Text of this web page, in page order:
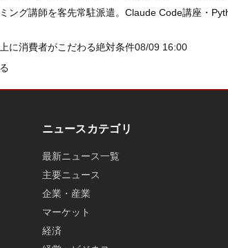
ング講師を客先常駐派遣。Claude Code講座・
に消費者がこだわる絶対条件08/09 16:00
ニュースカテゴリ
最新ニュース一覧
主要ニュース
企業・産業
マーケット
経済